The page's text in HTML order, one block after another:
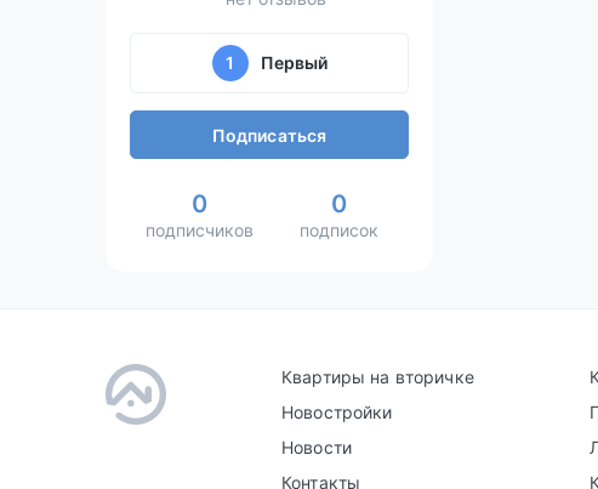
1 Первый
Подписаться
0
подписчиков
0
подписок
Квартиры на вторичке
Новостройки
Новости
Контакты